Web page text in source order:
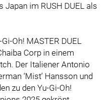
Japan im RUSH DUEL als
Oh! MASTER DUEL
Corp in einem
Der Italiener Antonio
‘Mist’ Hansson und
zu den Yu-Gi-Oh!